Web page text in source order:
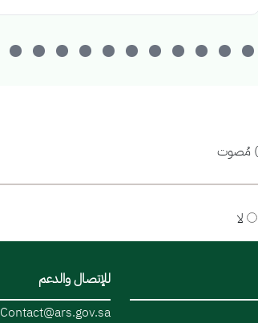
لا
للإتصال والدعم
Contact@ars.gov.sa